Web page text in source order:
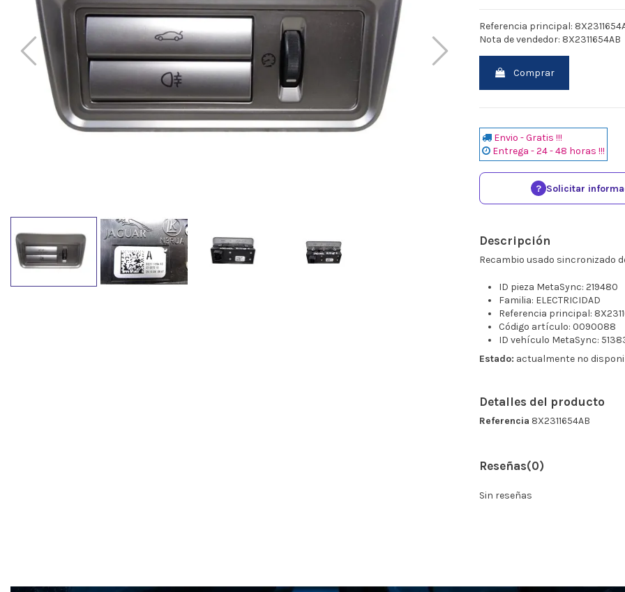
Referencia principal:
Nota de vendedor: 8X2311654AB
Comprar
Envio - Gratis !!!
Entrega - 24 - 48 horas !!!
? Solicitar
Descripción
Recambio usado sincronizado
ID pieza MetaSync: 219480
Familia: ELECTRICIDAD
Referencia principal:
Código artículo: 0090088
ID vehículo MetaSync:
Estado: actualmente no
Detalles del producto
Referencia 8X2311654AB
Reseñas(0)
Sin reseñas